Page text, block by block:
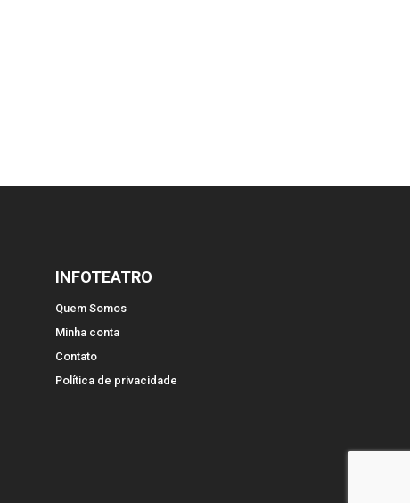
INFOTEATRO
Quem Somos
Minha conta
Contato
Política de privacidade